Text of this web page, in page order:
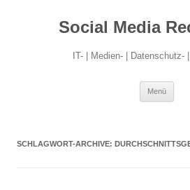
Social Media
IT- | Medien- | Datenschutz-
Menü
SCHLAGWORT-ARCHIVE: